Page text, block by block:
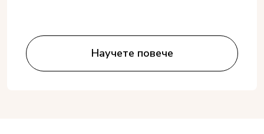
Научете повече